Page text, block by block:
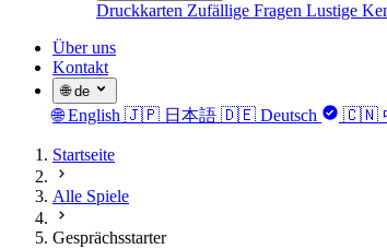
Druckkarten Zufällige Fragen Lustige
Über uns
Kontakt
🌐 de
🌐 English 🇯🇵 日本語 🇩🇪 Deutsch 🇨🇳
Startseite
Alle Spiele
Gesprächsstarter